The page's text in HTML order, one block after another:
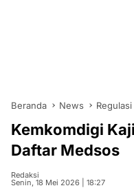
Beranda News Regulasi
Kemkomdigi
Daftar Medsos
Redaksi
Senin, 18 Mei 2026 | 18:27